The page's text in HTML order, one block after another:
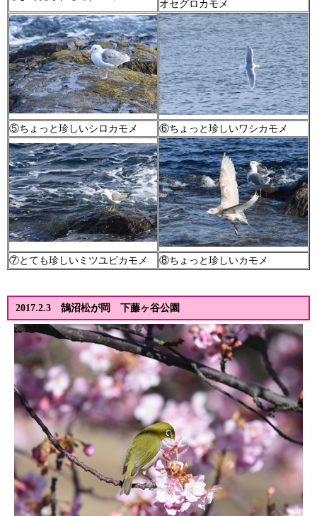
オセグロカモメ
⑤ちょっと珍しいシロカモメ ⑥ちょっと珍しいワシカモメ
⑦とても珍しいミツユビカモメ ⑧ちょっと珍しいカモメ
2017.2.3 鵠沼松が岡 下藤ヶ谷公園